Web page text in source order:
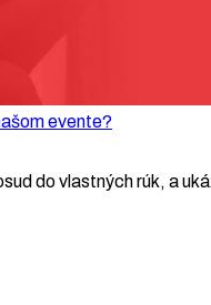
evente?
do vlastných rúk, a